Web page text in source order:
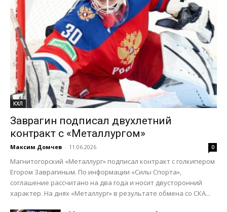
КХЛ
Заврагин подписал двухлетний
контракт с «Металлургом»
Максим Домчев - 11.06.2026 0
Магнитогорский «Металлург» подписал контракт с голкипером
Егором Заврагиным. По информации «Силы Спорта»,
соглашение рассчитано на два года и носит двусторонний
характер. На днях «Металлург» в результате обмена со СКА...